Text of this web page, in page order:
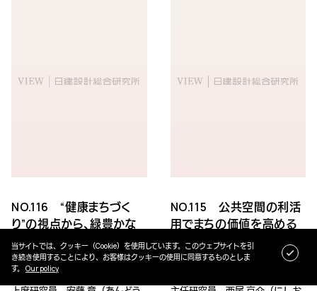
NO.116 “健康まちづく
り”の視点から、緑豊かな
移動空間を考える
2017.07.03
NO.115 公共空間の利活
用でまちの価値を高める
方法について考える
当サイトでは、クッキー（Cookie）を使用しています。このウェブサイトを引
き続き使用することにより、お客様はクッキーの使用に同意するものとしま
す。 Our policy